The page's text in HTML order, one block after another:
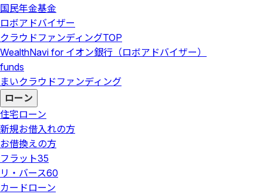
国民年金基金
ロボアドバイザー
クラウドファンディングTOP
WealthNavi for イオン銀行（ロボアドバイザー）
funds
まいクラウドファンディング
ローン
住宅ローン
新規お借入れの方
お借換えの方
フラット35
リ・バース60
カードローン